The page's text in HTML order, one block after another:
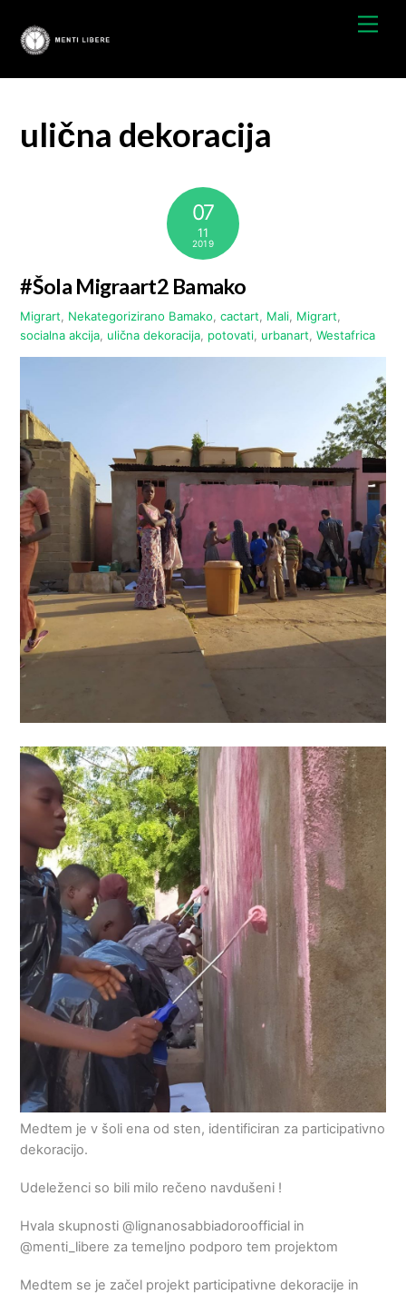
vsebino
ulična dekoracija
07
11
2019
#Šola Migraart2 Bamako
Migrart Nekategorizirano Bamako ,cactart Mali Migrart
socialna akcija ulična dekoracija potovati urbanart ,Westafrica
Medtem je v šoli ena od sten, identificiran za participativno
dekoracijo.
Udeleženci so bili milo rečeno navdušeni !
Hvala skupnosti @lignanosabbiadoroofficial in
@menti_libere za temeljno podporo tem projektom
Medtem se je začel projekt participativne dekoracije in